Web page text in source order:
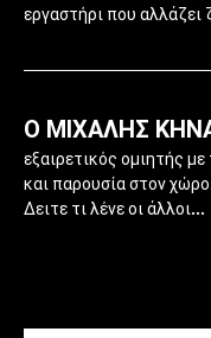
εργαστήρι που αλλάζει
Ο ΜΙΧΑΛΗΣ
εξαιρετικός ομιητής με
και παρουσία στον
Δειτε τι λένε οι άλλοι...